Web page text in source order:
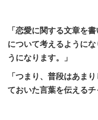
「恋愛に関する文章を
について考えるようにな
うになります。」
「つまり、普段はあま
ておいた言葉を伝えるチ